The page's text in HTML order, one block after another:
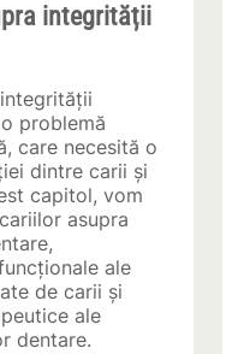
integrității
problemă
care necesită o
dintre carii și
capitol, vom
asupra
ale
de carii și
ale
dentare.